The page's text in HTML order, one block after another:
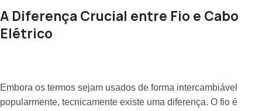
A Diferença Crucial entre Fio e Cabo
Elétrico
Embora os termos sejam usados de forma intercambiável
popularmente, tecnicamente existe uma diferença. O fio é